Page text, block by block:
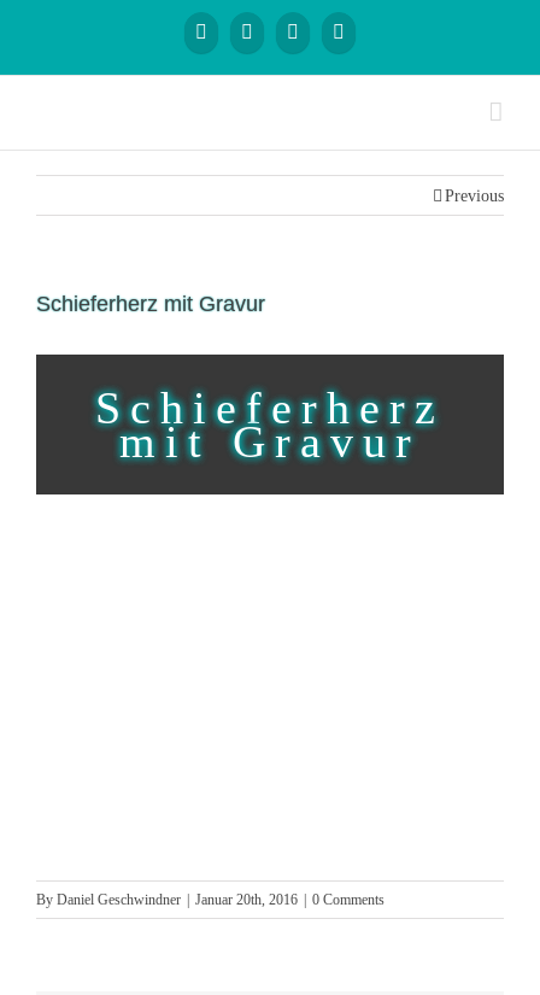
Previous
Schieferherz mit Gravur
Schieferherz
mit Gravur
By Daniel Geschwindner Januar 20th, 2016 0 Comments